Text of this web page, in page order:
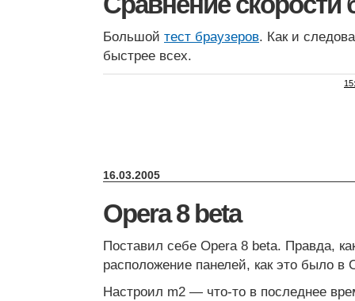
Большой тест браузеров. Как и
быстрее всех.
16.03.2005
Opera 8 beta
Поставил себе Opera 8 beta. Правда,
расположение панелей, как это было в
Настроил m2 — что-то в последнее